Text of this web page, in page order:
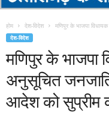
होम देश-विदेश मणिपुर के भाजपा
देश-विदेश
मणिपुर के भाजपा
अनुसूचित
आदेश को सुप्रीम